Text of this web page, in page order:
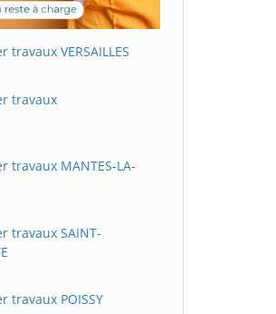
VERSAILLES
travaux
travaux MANTES-LA-
travaux SAINT-
travaux POISSY